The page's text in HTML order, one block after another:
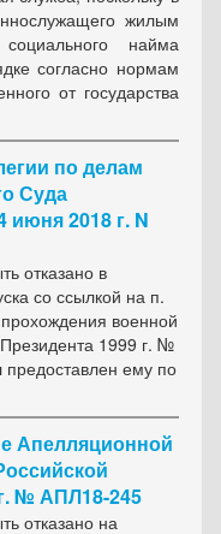
жилым
найма
согласно нормам
от государства
по делам
Суда
июня 2018 г. N
отказано в
со ссылкой на п.
военной
1999 г. №
предоставлен ему по
Апелляционной
№ АПЛ18-245
отказано на